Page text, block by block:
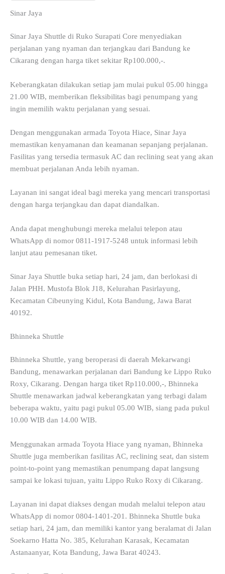
Sinar Jaya
Sinar Jaya Shuttle di Ruko Surapati Core menyediakan
perjalanan yang nyaman dan terjangkau dari Bandung ke
Cikarang dengan harga tiket sekitar Rp100.000,-.
Keberangkatan dilakukan setiap jam mulai pukul 05.00 hingga
21.00 WIB, memberikan fleksibilitas bagi penumpang yang
ingin memilih waktu perjalanan yang sesuai.
Dengan menggunakan armada Toyota Hiace, Sinar Jaya
memastikan kenyamanan dan keamanan sepanjang perjalanan.
Fasilitas yang tersedia termasuk AC dan reclining seat yang akan
membuat perjalanan Anda lebih nyaman.
Layanan ini sangat ideal bagi mereka yang mencari transportasi
dengan harga terjangkau dan dapat diandalkan.
Anda dapat menghubungi mereka melalui telepon atau
WhatsApp di nomor 0811-1917-5248 untuk informasi lebih
lanjut atau pemesanan tiket.
Sinar Jaya Shuttle buka setiap hari, 24 jam, dan berlokasi di
Jalan PHH. Mustofa Blok J18, Kelurahan Pasirlayung,
Kecamatan Cibeunying Kidul, Kota Bandung, Jawa Barat
40192.
Bhinneka Shuttle
Bhinneka Shuttle, yang beroperasi di daerah Mekarwangi
Bandung, menawarkan perjalanan dari Bandung ke Lippo Ruko
Roxy, Cikarang. Dengan harga tiket Rp110.000,-, Bhinneka
Shuttle menawarkan jadwal keberangkatan yang terbagi dalam
beberapa waktu, yaitu pagi pukul 05.00 WIB, siang pada pukul
10.00 WIB dan 14.00 WIB.
Menggunakan armada Toyota Hiace yang nyaman, Bhinneka
Shuttle juga memberikan fasilitas AC, reclining seat, dan sistem
point-to-point yang memastikan penumpang dapat langsung
sampai ke lokasi tujuan, yaitu Lippo Ruko Roxy di Cikarang.
Layanan ini dapat diakses dengan mudah melalui telepon atau
WhatsApp di nomor 0804-1401-201. Bhinneka Shuttle buka
setiap hari, 24 jam, dan memiliki kantor yang beralamat di Jalan
Soekarno Hatta No. 385, Kelurahan Karasak, Kecamatan
Astanaanyar, Kota Bandung, Jawa Barat 40243.